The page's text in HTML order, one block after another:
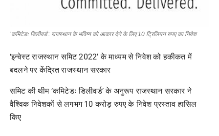
’कमिटेडः डिलीवर्ड’: राजस्थान के भविष्य को आकार देने के लिए 10 ट्रिलियन रुपए का निवेश
‘इन्वेस्ट राजस्थान समिट 2022’ के माध्यम से निवेश को हकीकत में
बदलने पर केंद्रित राजस्थान सरकार
समिट की थीम ’कमिटेडः डिलीवर्ड’ के अनुरूप राजस्थान सरकार ने
वैश्विक निवेशकों से लगभग 10 करोड़ रुपए के निवेश प्रस्ताव हासिल
किए